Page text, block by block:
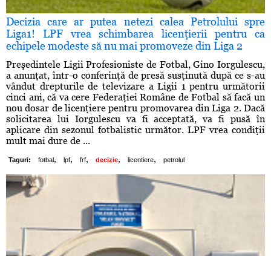
Decizia care ar putea netezi calea Petrolului spre
Liga1! LPF vrea schimbarea licenţierii pentru ca
echipele modeste să nu mai promoveze din Liga 2
Preşedintele Ligii Profesioniste de Fotbal, Gino Iorgulescu,
a anunţat, într-o conferinţă de presă susţinută după ce s-au
vândut drepturile de televizare a Ligii 1 pentru următorii
cinci ani, că va cere Federaţiei Române de Fotbal să facă un
nou dosar de licenţiere pentru promovarea din Liga 2. Dacă
solicitarea lui Iorgulescu va fi acceptată, va fi pusă în
aplicare din sezonul fotbalistic următor. LPF vrea condiţii
mult mai dure de ...
Taguri: fotbal , lpf, frf, decizie, licentiere, petrolul